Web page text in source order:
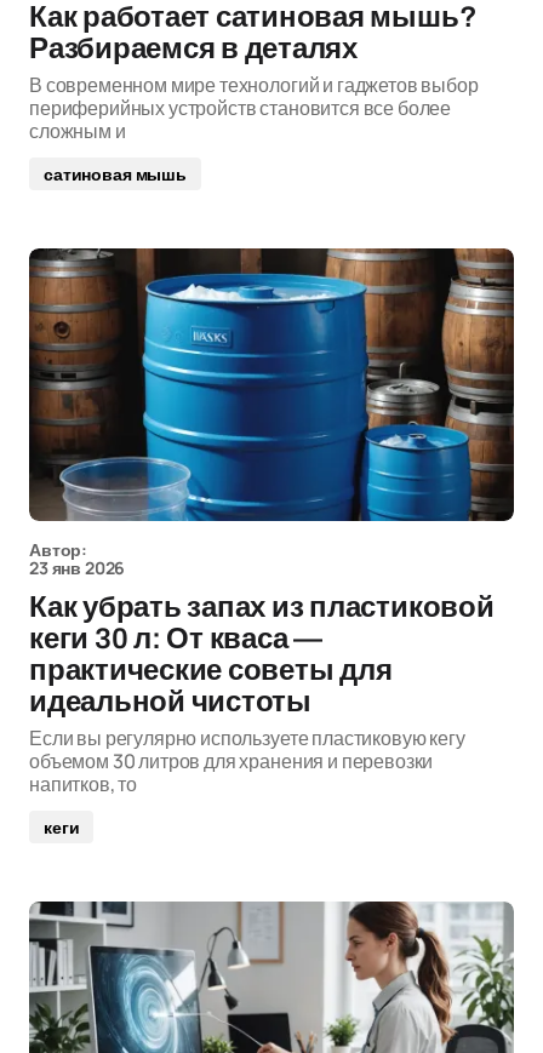
Как работает сатиновая мышь?
Разбираемся в деталях
В современном мире технологий и гаджетов выбор
периферийных устройств становится все более
сложным и
сатиновая мышь
Автор:
23 янв 2026
Как убрать запах из пластиковой
кеги 30 л: От кваса —
практические советы для
идеальной чистоты
Если вы регулярно используете пластиковую кегу
объемом 30 литров для хранения и перевозки
напитков, то
кеги